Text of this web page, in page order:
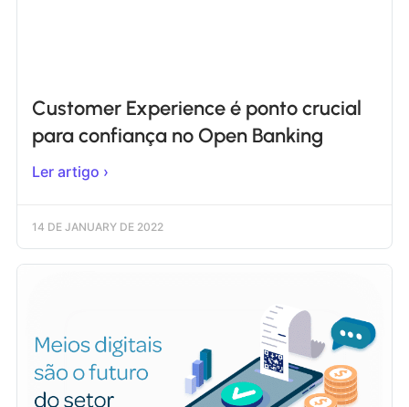
Customer Experience é ponto crucial
para confiança no Open Banking
Ler artigo ›
14 DE JANUARY DE 2022